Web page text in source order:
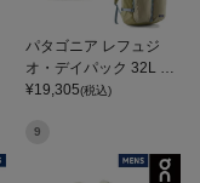
パタゴニア レフュジ
オ・デイパック 32L PA
TAGONIA REFUGIO DA
¥19,305(税込)
9